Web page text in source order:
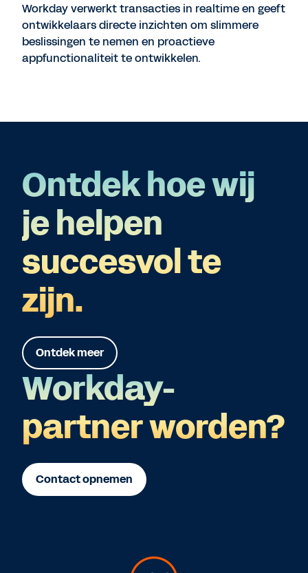
Workday verwerkt transacties in realtime en geeft
ontwikkelaars directe inzichten om slimmere
beslissingen te nemen en proactieve
appfunctionaliteit te ontwikkelen.
Ontdek hoe wij
je helpen
succesvol te
zijn.
Ontdek meer
Workday-
partner worden?
Contact opnemen